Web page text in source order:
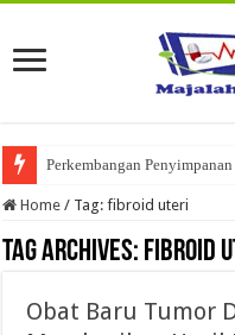
Perkembangan
Home / Tag:fibroid uteri
Tag Archives: fibroid
Obat Baru Tumor